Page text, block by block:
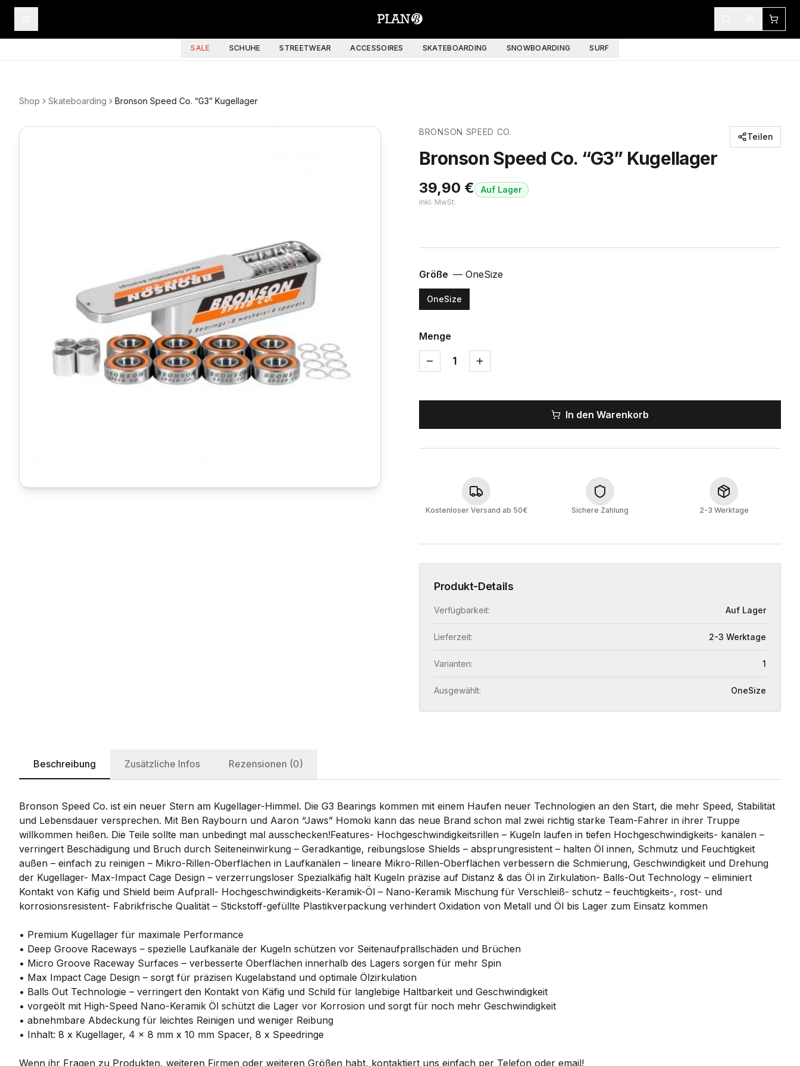
SALE SCHUHE STREETWEAR ACCESSOIRES SKATEBOARDING SNOWBOARDING SURF
Shop Skateboarding Bronson Speed Co. “G3” Kugellager
BRONSON SPEED CO.
Bronson Speed Co. “G3” Kugellager
39,90 €
inkl. MwSt.
Auf Lager
Teilen
Größe — OneSize
OneSize
Menge
1
In den Warenkorb
Kostenloser Versand ab 50€ Sichere Zahlung 2-3 Werktage
Produkt-Details
Verfügbarkeit: Auf Lager
Lieferzeit: 2-3 Werktage
Varianten: 1
Ausgewählt: OneSize
Beschreibung Zusätzliche Infos Rezensionen (0)
Bronson Speed Co. ist ein neuer Stern am Kugellager-Himmel. Die G3 Bearings kommen mit einem Haufen neuer Technologien an den Start, die mehr Speed, Stabilität
und Lebensdauer versprechen. Mit Ben Raybourn und Aaron “Jaws” Homoki kann das neue Brand schon mal zwei richtig starke Team-Fahrer in ihrer Truppe
willkommen heißen. Die Teile sollte man unbedingt mal ausschecken!Features- Hochgeschwindigkeitsrillen – Kugeln laufen in tiefen Hochgeschwindigkeits- kanälen –
verringert Beschädigung und Bruch durch Seiteneinwirkung – Geradkantige, reibungslose Shields – absprungresistent – halten Öl innen, Schmutz und Feuchtigkeit
außen – einfach zu reinigen – Mikro-Rillen-Oberflächen in Laufkanälen – lineare Mikro-Rillen-Oberflächen verbessern die Schmierung, Geschwindigkeit und Drehung
der Kugellager- Max-Impact Cage Design – verzerrungsloser Spezialkäfig hält Kugeln präzise auf Distanz & das Öl in Zirkulation- Balls-Out Technology – eliminiert
Kontakt von Käfig und Shield beim Aufprall- Hochgeschwindigkeits-Keramik-Öl – Nano-Keramik Mischung für Verschleiß- schutz – feuchtigkeits-, rost- und
korrosionsresistent- Fabrikfrische Qualität – Stickstoff-gefüllte Plastikverpackung verhindert Oxidation von Metall und Öl bis Lager zum Einsatz kommen
• Premium Kugellager für maximale Performance
• Deep Groove Raceways – spezielle Laufkanäle der Kugeln schützen vor Seitenaufprallschäden und Brüchen
• Micro Groove Raceway Surfaces – verbesserte Oberflächen innerhalb des Lagers sorgen für mehr Spin
• Max Impact Cage Design – sorgt für präzisen Kugelabstand und optimale Ölzirkulation
• Balls Out Technologie – verringert den Kontakt von Käfig und Schild für langlebige Haltbarkeit und Geschwindigkeit
• vorgeölt mit High-Speed Nano-Keramik Öl schützt die Lager vor Korrosion und sorgt für noch mehr Geschwindigkeit
• abnehmbare Abdeckung für leichtes Reinigen und weniger Reibung
• Inhalt: 8 x Kugellager, 4 x 8 mm x 10 mm Spacer, 8 x Speedringe
Wenn ihr Fragen zu Produkten, weiteren Firmen oder weiteren Größen habt, kontaktiert uns einfach per Telefon oder email!